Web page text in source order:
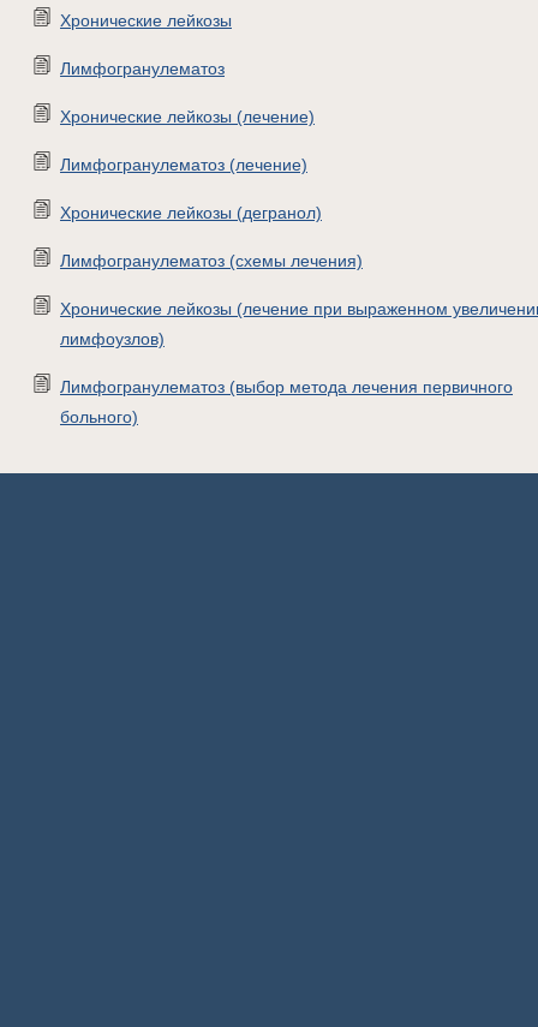
Хронические лейкозы
Лимфогранулематоз
Хронические лейкозы (лечение)
Лимфогранулематоз (лечение)
Хронические лейкозы (дегранол)
Лимфогранулематоз (схемы лечения)
Хронические лейкозы (лечение при выраженном
лимфоузлов)
Лимфогранулематоз (выбор метода лечения первичного
больного)